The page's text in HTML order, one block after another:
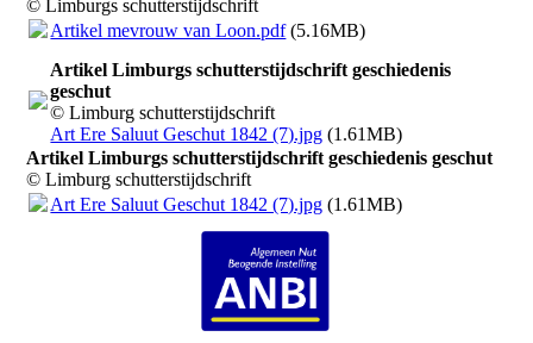
© Limburgs schutterstijdschrift
Artikel mevrouw van Loon.pdf(5.16MB)
Artikel Limburgs schutterstijdschrift geschiedenis
geschut
© Limburg schutterstijdschrift
Art Ere Saluut Geschut 1842 (7).jpg (1.61MB)
Artikel Limburgs schutterstijdschrift geschiedenis geschut
© Limburg schutterstijdschrift
Art Ere Saluut Geschut 1842 (7).jpg (1.61MB)